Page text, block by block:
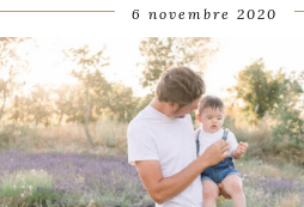
6 novembre 2020